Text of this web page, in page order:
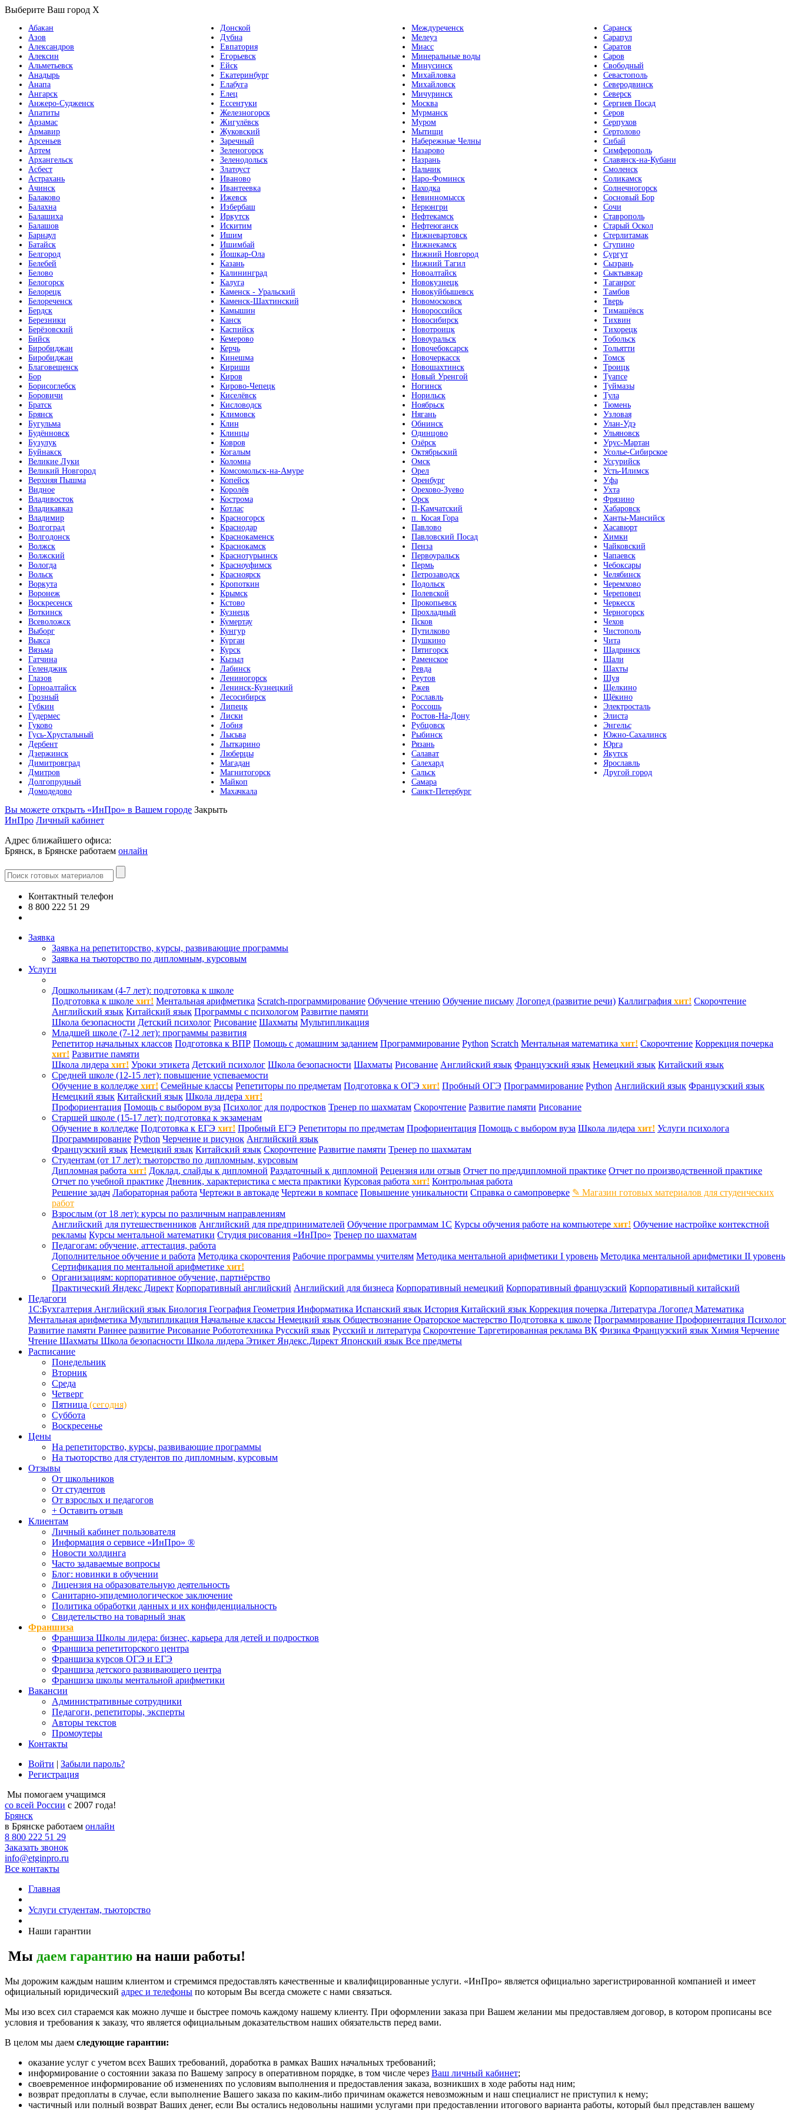
Выберите Ваш город X
Абакан
Азов
Александров
Алексин
Альметьевск
Анадырь
Анапа
Ангарск
Анжеро-Судженск
Апатиты
Арзамас
Армавир
Арсеньев
Артем
Архангельск
Асбест
Астрахань
Ачинск
Балаково
Балахна
Балашиха
Балашов
Барнаул
Батайск
Белгород
Белебей
Белово
Белогорск
Белорецк
Белореченск
Бердск
Березники
Берёзовский
Бийск
Биробиджан
Биробиджан
Благовещенск
Бор
Борисоглебск
Боровичи
Братск
Брянск
Бугульма
Будённовск
Бузулук
Буйнакск
Великие Луки
Великий Новгород
Верхняя Пышма
Видное
Владивосток
Владикавказ
Владимир
Волгоград
Волгодонск
Волжск
Волжский
Вологда
Вольск
Воркута
Воронеж
Воскресенск
Воткинск
Всеволожск
Выборг
Выкса
Вязьма
Гатчина
Геленджик
Глазов
Горноалтайск
Грозный
Губкин
Гудермес
Гуково
Гусь-Хрустальный
Дербент
Дзержинск
Димитровград
Дмитров
Долгопрудный
Домодедово
Донской
Дубна
Евпатория
Егорьевск
Ейск
Екатеринбург
Елабуга
Елец
Ессентуки
Железногорск
Жигулёвск
Жуковский
Заречный
Зеленогорск
Зеленодольск
Златоуст
Иваново
Ивантеевка
Ижевск
Избербаш
Иркутск
Искитим
Ишим
Ишимбай
Йошкар-Ола
Казань
Калининград
Калуга
Каменск - Уральский
Каменск-Шахтинский
Камышин
Канск
Каспийск
Кемерово
Керчь
Кинешма
Кириши
Киров
Кирово-Чепецк
Киселёвск
Кисловодск
Климовск
Клин
Клинцы
Ковров
Когалым
Коломна
Комсомольск-на-Амуре
Копейск
Королёв
Кострома
Котлас
Красногорск
Краснодар
Краснокаменск
Краснокамск
Краснотурьинск
Красноуфимск
Красноярск
Кропоткин
Крымск
Кстово
Кузнецк
Кумертау
Кунгур
Курган
Курск
Кызыл
Лабинск
Лениногорск
Ленинск-Кузнецкий
Лесосибирск
Липецк
Лиски
Лобня
Лысьва
Лыткарино
Люберцы
Магадан
Магнитогорск
Майкоп
Махачкала
Междуреченск
Мелеуз
Миасс
Минеральные воды
Минусинск
Михайловка
Михайловск
Мичуринск
Москва
Мурманск
Муром
Мытищи
Набережные Челны
Назарово
Назрань
Нальчик
Наро-Фоминск
Находка
Невинномысск
Нерюнгри
Нефтекамск
Нефтеюганск
Нижневартовск
Нижнекамск
Нижний Новгород
Нижний Тагил
Новоалтайск
Новокузнецк
Новокуйбышевск
Новомосковск
Новороссийск
Новосибирск
Новотроицк
Новоуральск
Новочебоксарск
Новочеркасск
Новошахтинск
Новый Уренгой
Ногинск
Норильск
Ноябрьск
Нягань
Обнинск
Одинцово
Озёрск
Октябрьский
Омск
Орел
Оренбург
Орехово-Зуево
Орск
П-Камчатский
п. Косая Гора
Павлово
Павловский Посад
Пенза
Первоуральск
Пермь
Петрозаводск
Подольск
Полевской
Прокопьевск
Прохладный
Псков
Путилково
Пушкино
Пятигорск
Раменское
Ревда
Реутов
Ржев
Рославль
Россошь
Ростов-На-Дону
Рубцовск
Рыбинск
Рязань
Салават
Салехард
Сальск
Самара
Санкт-Петербург
Саранск
Сарапул
Саратов
Саров
Свободный
Севастополь
Северодвинск
Северск
Сергиев Посад
Серов
Серпухов
Сертолово
Сибай
Симферополь
Славянск-на-Кубани
Смоленск
Соликамск
Солнечногорск
Сосновый Бор
Сочи
Ставрополь
Старый Оскол
Стерлитамак
Ступино
Сургут
Сызрань
Сыктывкар
Таганрог
Тамбов
Тверь
Тимашёвск
Тихвин
Тихорецк
Тобольск
Тольятти
Томск
Троицк
Туапсе
Туймазы
Тула
Тюмень
Узловая
Улан-Удэ
Ульяновск
Урус-Мартан
Усолье-Сибирское
Уссурийск
Усть-Илимск
Уфа
Ухта
Фрязино
Хабаровск
Ханты-Мансийск
Хасавюрт
Химки
Чайковский
Чапаевск
Чебоксары
Челябинск
Черемхово
Череповец
Черкесск
Черногорск
Чехов
Чистополь
Чита
Шадринск
Шали
Шахты
Шуя
Щелкино
Щёкино
Электросталь
Элиста
Энгельс
Южно-Сахалинск
Юрга
Якутск
Ярославль
Другой город
Вы можете открыть «ИнПро» в Вашем городе Закрыть
ИнПро Личный кабинет
Адрес ближайшего офиса:
Брянск, в Брянске работаем онлайн
Контактный телефон
8 800 222 51 29
Заявка
Заявка на репетиторство, курсы, развивающие программы
Заявка на тьюторство по дипломным, курсовым
Услуги
Дошкольникам (4-7 лет): подготовка к школе
Подготовка к школе хит! Ментальная арифметика Scratch-программирование Обучение чтению Обучение письму Логопед (развитие речи) Каллиграфия хит! Скорочтение
Английский язык Китайский язык Программы с психологом Развитие памяти
Школа безопасности Детский психолог Рисование Шахматы Мультипликация
Младшей школе (7-12 лет): программы развития
Репетитор начальных классов Подготовка к ВПР Помощь с домашним заданием Программирование Python Scratch Ментальная математика хит! Скорочтение Коррекция почерка
хит! Развитие памяти
Школа лидера хит! Уроки этикета Детский психолог Школа безопасности Шахматы Рисование Английский язык Французский язык Немецкий язык Китайский язык
Средней школе (12-15 лет): повышение успеваемости
Обучение в колледже хит! Семейные классы Репетиторы по предметам Подготовка к ОГЭ хит! Пробный ОГЭ Программирование Python Английский язык Французский язык
Немецкий язык Китайский язык Школа лидера хит!
Профориентация Помощь с выбором вуза Психолог для подростков Тренер по шахматам Скорочтение Развитие памяти Рисование
Старшей школе (15-17 лет): подготовка к экзаменам
Обучение в колледже Подготовка к ЕГЭ хит! Пробный ЕГЭ Репетиторы по предметам Профориентация Помощь с выбором вуза Школа лидера хит! Услуги психолога
Программирование Python Черчение и рисунок Английский язык
Французский язык Немецкий язык Китайский язык Скорочтение Развитие памяти Тренер по шахматам
Студентам (от 17 лет): тьюторство по дипломным, курсовым
Дипломная работа хит! Доклад, слайды к дипломной Раздаточный к дипломной Рецензия или отзыв Отчет по преддипломной практике Отчет по производственной практике
Отчет по учебной практике Дневник, характеристика с места практики Курсовая работа хит! Контрольная работа
Решение задач Лабораторная работа Чертежи в автокаде Чертежи в компасе Повышение уникальности Справка о самопроверке ✎ Магазин готовых материалов для студенческих
работ
Взрослым (от 18 лет): курсы по различным направлениям
Английский для путешественников Английский для предпринимателей Обучение программам 1С Курсы обучения работе на компьютере хит! Обучение настройке контекстной
рекламы Курсы ментальной математики Студия рисования «ИнПро» Тренер по шахматам
Педагогам: обучение, аттестация, работа
Дополнительное обучение и работа Методика скорочтения Рабочие программы учителям Методика ментальной арифметики I уровень Методика ментальной арифметики II уровень
Сертификация по ментальной арифметике хит!
Организациям: корпоративное обучение, партнёрство
Практический Яндекс Директ Корпоративный английский Английский для бизнеса Корпоративный немецкий Корпоративный французский Корпоративный китайский
Педагоги
1С:Бухгалтерия Английский язык Биология География Геометрия Информатика Испанский язык История Китайский язык Коррекция почерка Литература Логопед Математика
Ментальная арифметика Мультипликация Начальные классы Немецкий язык Обществознание Ораторское мастерство Подготовка к школе Программирование Профориентация Психолог
Развитие памяти Раннее развитие Рисование Робототехника Русский язык Русский и литература Скорочтение Таргетированная реклама ВК Физика Французский язык Химия Черчение
Чтение Шахматы Школа безопасности Школа лидера Этикет Яндекс.Директ Японский язык Все предметы
Расписание
Понедельник
Вторник
Среда
Четверг
Пятница (сегодня)
Суббота
Воскресенье
Цены
На репетиторство, курсы, развивающие программы
На тьюторство для студентов по дипломным, курсовым
Отзывы
От школьников
От студентов
От взрослых и педагогов
+ Оставить отзыв
Клиентам
Личный кабинет пользователя
Информация о сервисе «ИнПро» ®
Новости холдинга
Часто задаваемые вопросы
Блог: новинки в обучении
Лицензия на образовательную деятельность
Санитарно-эпидемиологическое заключение
Политика обработки данных и их конфиденциальность
Свидетельство на товарный знак
Франшиза
Франшиза Школы лидера: бизнес, карьера для детей и подростков
Франшиза репетиторского центра
Франшиза курсов ОГЭ и ЕГЭ
Франшиза детского развивающего центра
Франшиза школы ментальной арифметики
Вакансии
Административные сотрудники
Педагоги, репетиторы, эксперты
Авторы текстов
Промоутеры
Контакты
Войти | Забыли пароль?
Регистрация
Мы помогаем учащимся
со всей России с 2007 года!
Брянск
в Брянске работаем онлайн
8 800 222 51 29
Заказать звонок
info@etginpro.ru
Все контакты
Главная
Услуги студентам, тьюторство
Наши гарантии
Мы даем гарантию на наши работы!
Мы дорожим каждым нашим клиентом и стремимся предоставлять качественные и квалифицированные услуги. «ИнПро» является официально зарегистрированной компанией и имеет
официальный юридический адрес и телефоны по которым Вы всегда сможете с нами связаться.
Мы изо всех сил стараемся как можно лучше и быстрее помочь каждому нашему клиенту. При оформлении заказа при Вашем желании мы предоставляем договор, в котором прописаны все
условия и требования к заказу, что является официальным доказательством наших обязательств перед вами.
В целом мы даем следующие гарантии:
оказание услуг с учетом всех Ваших требований, доработка в рамках Ваших начальных требований;
информирование о состоянии заказа по Вашему запросу в оперативном порядке, в том числе через Ваш личный кабинет;
своевременное информирование об изменениях по условиям выполнения и предоставления заказа, возникших в ходе работы над ним;
возврат предоплаты в случае, если выполнение Вашего заказа по каким-либо причинам окажется невозможным и наш специалист не приступил к нему;
частичный или полный возврат Ваших денег, если Вы остались недовольны нашими услугами при предоставлении итогового варианта работы, который был представлен вашему